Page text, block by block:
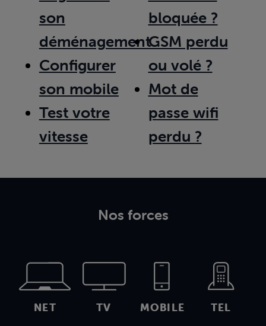
son
déménagement
Configurer
son mobile
Test votre
vitesse
bloquée ?
GSM perdu
ou volé ?
Mot de
passe wifi
perdu ?
Nos forces
NET TV MOBILE TEL